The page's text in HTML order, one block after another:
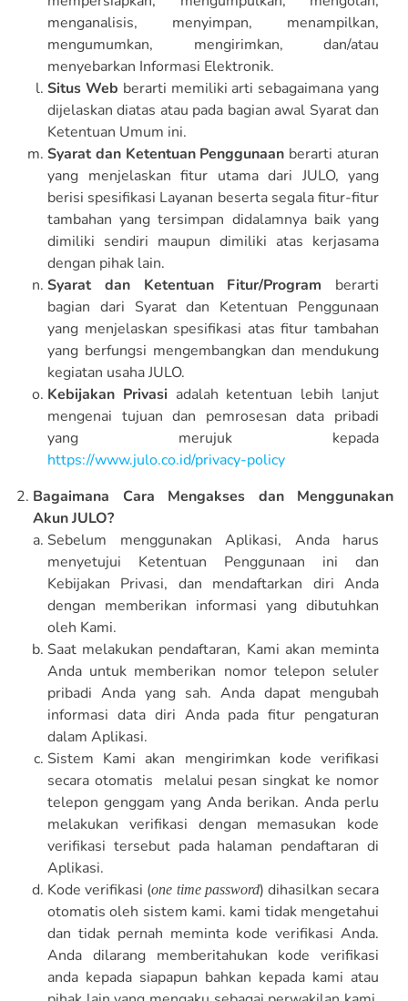
menganalisis, menyimpan, menampilkan,
mengumumkan, mengirimkan, dan/atau
menyebarkan Informasi Elektronik.
Situs Web berarti memiliki arti sebagaimana yang
dijelaskan diatas atau pada bagian awal Syarat dan
Ketentuan Umum ini.
Syarat dan Ketentuan Penggunaan berarti aturan
yang menjelaskan fitur utama dari JULO, yang
berisi spesifikasi Layanan beserta segala fitur-fitur
tambahan yang tersimpan didalamnya baik yang
dimiliki sendiri maupun dimiliki atas kerjasama
dengan pihak lain.
Syarat dan Ketentuan Fitur/Program berarti
bagian dari Syarat dan Ketentuan Penggunaan
yang menjelaskan spesifikasi atas fitur tambahan
yang berfungsi mengembangkan dan mendukung
kegiatan usaha JULO.
Kebijakan Privasiadalah ketentuan lebih lanjut
mengenai tujuan dan pemrosesan data pribadi
yang merujuk kepada
https://www.julo.co.id/privacy-policy
Bagaimana Cara Mengakses dan Menggunakan
Akun JULO?
Sebelum menggunakan Aplikasi, Anda harus
menyetujui Ketentuan Penggunaan ini dan
Kebijakan Privasi, dan mendaftarkan diri Anda
dengan memberikan informasi yang dibutuhkan
oleh Kami.
Saat melakukan pendaftaran, Kami akan meminta
Anda untuk memberikan nomor telepon seluler
pribadi Anda yang sah. Anda dapat mengubah
informasi data diri Anda pada fitur pengaturan
dalam Aplikasi.
Sistem Kami akan mengirimkan kode verifikasi
secara otomatis melalui pesan singkat ke nomor
telepon genggam yang Anda berikan. Anda perlu
melakukan verifikasi dengan memasukan kode
verifikasi tersebut pada halaman pendaftaran di
Aplikasi.
Kode verifikasi (one time password) dihasilkan secara
otomatis oleh sistem kami. kami tidak mengetahui
dan tidak pernah meminta kode verifikasi Anda.
Anda dilarang memberitahukan kode verifikasi
anda kepada siapapun bahkan kepada kami atau